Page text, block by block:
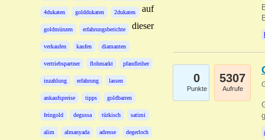
4dukaten golddukaten 2dukaten
goldmünzen erfahrungsberichte
verkaufen kaufen diamanten
vertriebspartner flohmarkt pfandleiher
inzahlung erfahrung lassen
ankaufspreise tipps goldbarren
feingold degussa türkisch satimi
alim almanyada adresse degerloch
auf
dieser
0
Punkte
5307
Aufrufe